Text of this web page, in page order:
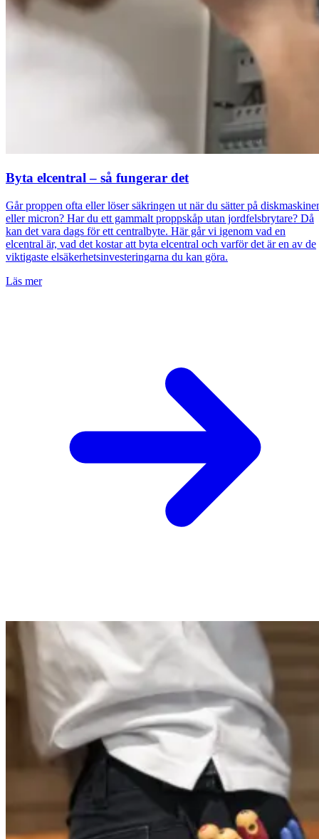
Byta elcentral – så fungerar det
Går proppen ofta eller löser säkringen ut när du sätter på
eller micron? Har du ett gammalt proppskåp utan jordfelsbrytare? Då
kan det vara dags för ett centralbyte. Här går vi igenom vad en
elcentral är, vad det kostar att byta elcentral och varför det är en av de
viktigaste elsäkerhetsinvesteringarna du kan göra.
Läs mer